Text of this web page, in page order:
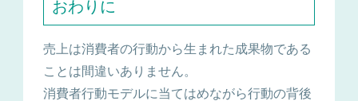
おわりに
売上は消費者の行動から生まれた成果物である
ことは間違いありません。
消費者行動モデルに当てはめながら行動の背後